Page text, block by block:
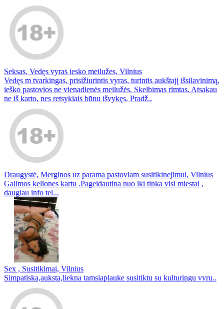
Seksas, Vedęs vyras iesko meilužes, Vilnius
Vedęs m tvarkingas, prisižiurintis vyras, turintis aukštajį išsilavinimą,
ieško pastovios ne vienadienės meilužės. Skelbimas rimtas. Atsakau
ne iš karto, nes retsykiais būnu išvykęs. Pradž..
Draugystė, Merginos uz parama pastoviam susitikinejimui, Vilnius
Galimos keliones kartu .Pageidautina nuo iki tinka visi miestai ,
daugiau info tel...
Sex , Susitikimai, Vilnius
Simpatiska,auksta,liekna tamsiaplauke susitiktu su kulturingu vyru..